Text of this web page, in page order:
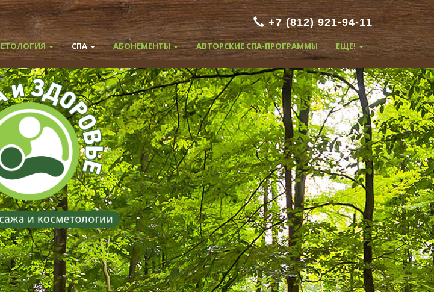
+7 (812) 921-94-11
СПА АБОНЕМЕНТЫ АВТОРСКИЕ СПА-ПРОГРАММЫ ЕЩЕ!